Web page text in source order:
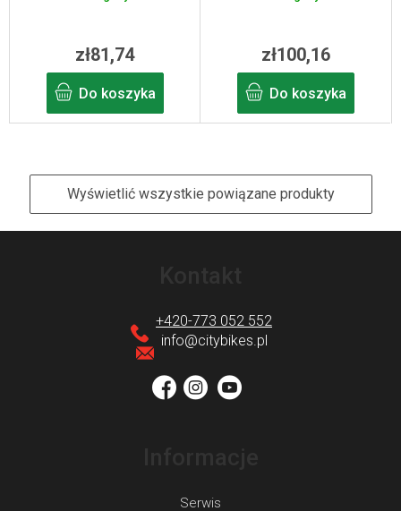
zł81,74
Do koszyka
zł100,16
Do koszyka
Wyświetlić wszystkie powiązane produkty
info@citybikes.pl
+420-773 052 552
Serwis